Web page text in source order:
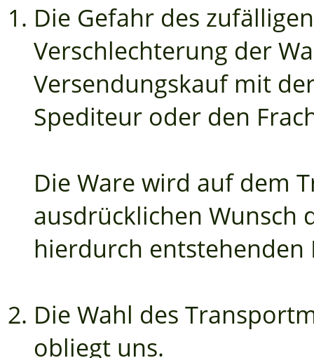
Die Gefahr des
Verschlechterung der
Versendungskauf mit
Spediteur oder den
Die Ware wird auf dem
ausdrücklichen Wunsch
hierdurch
Die Wahl des
obliegt uns.